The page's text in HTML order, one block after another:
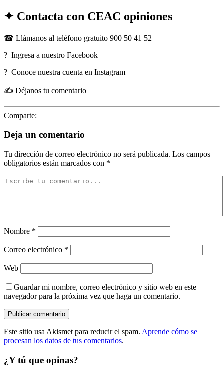
✦ Contacta con CEAC opiniones
☎ Llámanos al teléfono gratuito 900 50 41 52
? Ingresa a nuestro Facebook
? Conoce nuestra cuenta en Instagram
✍ Déjanos tu comentario
Comparte:
Deja un comentario
Tu dirección de correo electrónico no será publicada. Los campos
obligatorios están marcados con *
Nombre *
Correo electrónico *
Web
Guardar mi nombre, correo electrónico y sitio web en este
navegador para la próxima vez que haga un comentario.
Este sitio usa Akismet para reducir el spam. Aprende cómo se
procesan los datos de tus comentarios.
¿Y tú que opinas?